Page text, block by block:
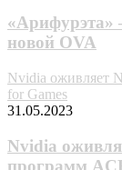
«Арифурэта»
новой OVA
Nvidia оживляет
for Games
31.05.2023
Nvidia
программ